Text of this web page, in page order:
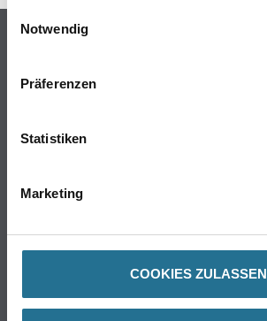
Einwilligungsauswahl
Notwendig
Präferenzen
Statistiken
Marketing
COOKIES ZULASSEN
Online-Shop
Putze- und Spachtelmassen
Wand- & Deckenbeläge
CMS Gruppe